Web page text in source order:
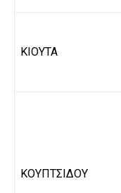
ΚΙΟΥΤΑ
ΚΟΥΠΤΣΙΔΟΥ